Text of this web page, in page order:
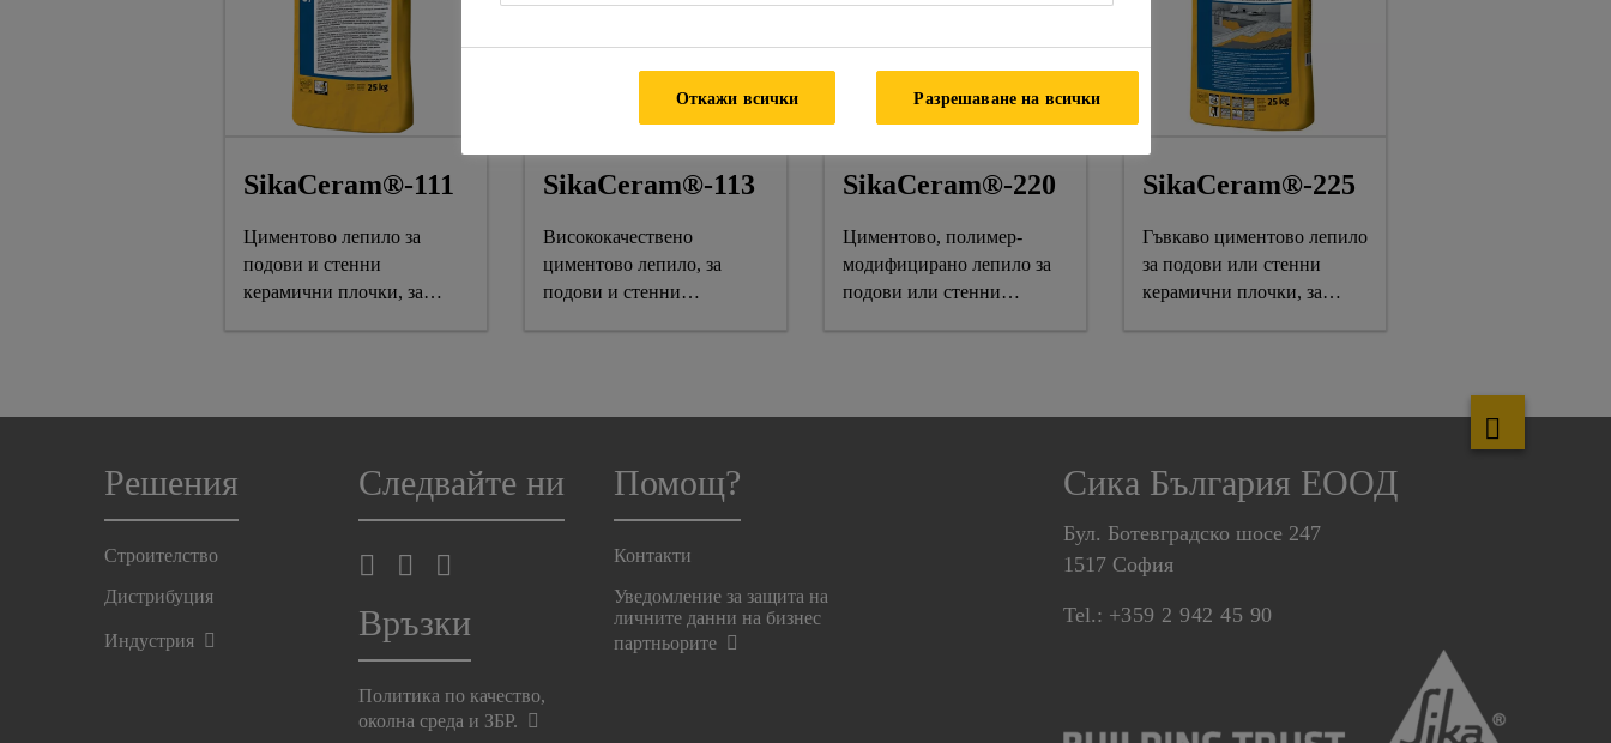
SikaCeram®-111
Циментово лепило за
подови и стенни
керамични плочки, за
SikaCeram®-113
Висококачествено
циментово лепило, за
подови и стенни
съгласно EN 12004
SikaCeram®-220
Циментово, полимер-
модифицирано лепило за
подови или стенни
SikaCeram®-225
Гъвкаво циментово лепило
за подови или стенни
керамични плочки, за
12004
Решения
Строителство
Дистрибуция
Индустрия
Следвайте ни
Връзки
Политика по качество,
околна среда и ЗБР.
Помощ?
Контакти
Уведомление за защита на
личните данни на бизнес
партньорите
Сика България ЕООД
Бул. Ботевградско шосе 247
1517 София
Tel.: +359 2 942 45 90
Откажи всички Разрешаване на всички